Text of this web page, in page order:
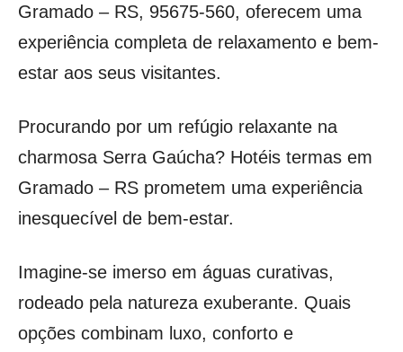
Gramado – RS, 95675-560, oferecem uma
experiência completa de relaxamento e bem-
estar aos seus visitantes.
Procurando por um refúgio relaxante na
charmosa Serra Gaúcha? Hotéis termas em
Gramado – RS prometem uma experiência
inesquecível de bem-estar.
Imagine-se imerso em águas curativas,
rodeado pela natureza exuberante. Quais
opções combinam luxo, conforto e